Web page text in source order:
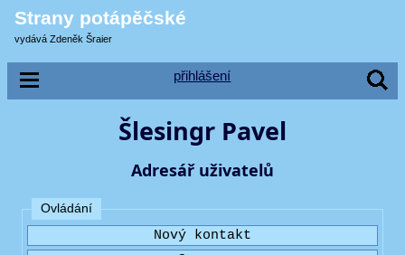
Strany potápěčské
vydává Zdeněk Šraier
přihlášení
Šlesingr Pavel
Adresář uživatelů
Ovládání